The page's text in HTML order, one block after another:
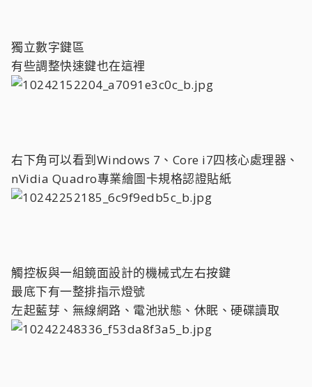
獨立數字鍵區
有些調整快速鍵也在這裡
右下角可以看到Windows 7、Core i7四核心處理器、
nVidia Quadro專業繪圖卡規格認證貼紙
觸控板與一組鏡面設計的機械式左右按鍵
最底下有一整排指示燈號
左起藍芽、無線網路、電池狀態、休眠、硬碟讀取